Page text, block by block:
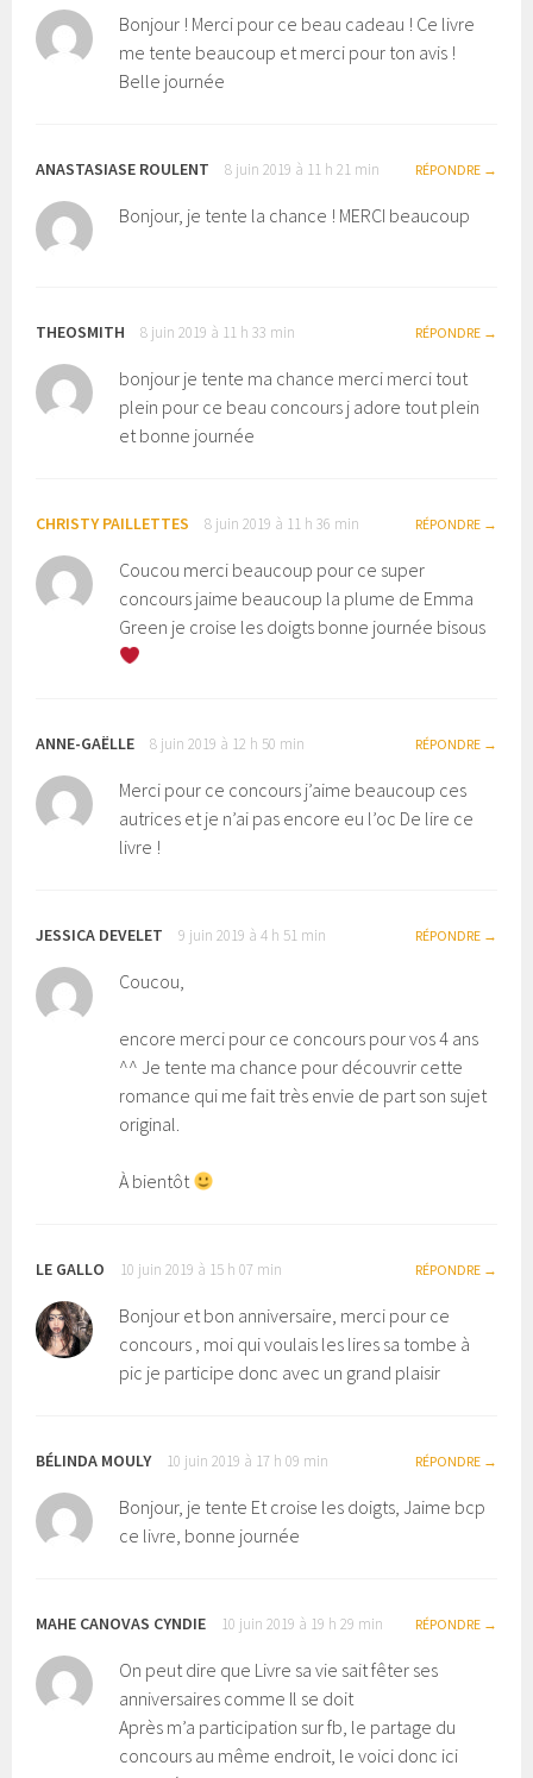
Bonjour ! Merci pour ce beau cadeau ! Ce livre
me tente beaucoup et merci pour ton avis !
Belle journée
ANASTASIASE ROULENT 8 juin 2019 à 11 h 21 min RÉPONDRE
Bonjour, je tente la chance ! MERCI beaucoup
THEOSMITH 8 juin 2019 à 11 h 33 min RÉPONDRE
bonjour je tente ma chance merci merci tout
plein pour ce beau concours j adore tout plein
et bonne journée
CHRISTY PAILLETTES 8 juin 2019 à 11 h 36 min RÉPONDRE
Coucou merci beaucoup pour ce super
concours jaime beaucoup la plume de Emma
Green je croise les doigts bonne journée bisous
ANNE-GAËLLE 8 juin 2019 à 12 h 50 min RÉPONDRE
Merci pour ce concours j’aime beaucoup ces
autrices et je n’ai pas encore eu l’oc De lire ce
livre !
JESSICA DEVELET 9 juin 2019 à 4 h 51 min RÉPONDRE
Coucou,
encore merci pour ce concours pour vos 4 ans
^^ Je tente ma chance pour découvrir cette
romance qui me fait très envie de part son sujet
original.
À bientôt
LE GALLO 10 juin 2019 à 15 h 07 min RÉPONDRE
Bonjour et bon anniversaire, merci pour ce
concours , moi qui voulais les lires sa tombe à
pic je participe donc avec un grand plaisir
BÉLINDA MOULY 10 juin 2019 à 17 h 09 min RÉPONDRE
Bonjour, je tente Et croise les doigts, Jaime bcp
ce livre, bonne journée
MAHE CANOVAS CYNDIE 10 juin 2019 à 19 h 29 min RÉPONDRE
On peut dire que Livre sa vie sait fêter ses
anniversaires comme Il se doit
Après m’a participation sur fb, le partage du
concours au même endroit, le voici donc ici